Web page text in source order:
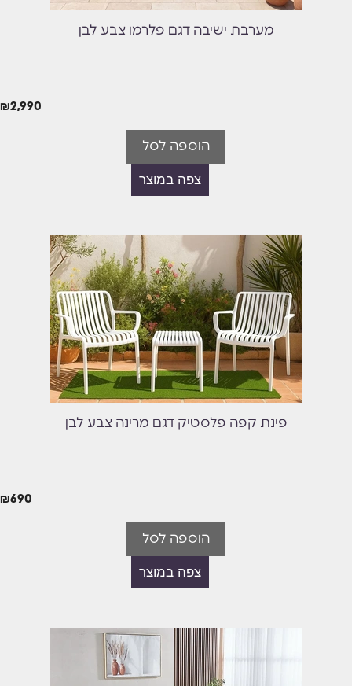
מערבת ישיבה דגם פלרמו צבע לבן
₪2,990
הוספה לסל
צפה במוצר
פינת קפה פלסטיק דגם מרינה צבע לבן
₪690
הוספה לסל
צפה במוצר